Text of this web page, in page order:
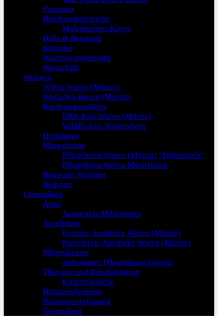
Finanzen
Handwerksbetriebe
Malermeister Kreye
Hilfe & Beratung
Künstler
Warener Innenstadt
Wirtschaft
Wohnen
WWG Waren (Müritz)
WoGeWa Waren (Müritz)
Kindertagesstätten
DRK Kita Waren (Müritz)
WABE-Kita Warensberg
Hortplätze
Pflegeheime
Pflegeheim Waren (Müritz) "Müritzpark"
Pflegeheim Waren Müritzblick
Betreutes Wohnen
Wohnen
Gesundheit
Ärtze
Arztpraxis Millermann
Apotheken
Fontane Apotheke Waren (Müritz)
Papenberg-Apotheke Waren (Müritz)
Pflegedienste
ambulanter Pflegedienst Lansen
Therapie und Rehabilitation
KörperSprache
Blutspendedienst
Patientenverfügung
Gesundheit